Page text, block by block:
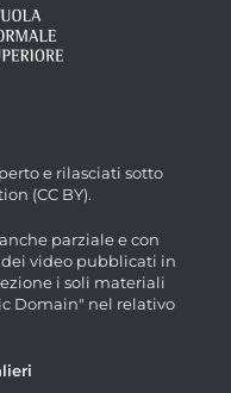
e rilasciati sotto
(CC BY).
parziale e con
video pubblicati in
i soli materiali
Domain" nel relativo